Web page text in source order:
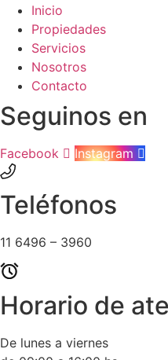
Inicio
Propiedades
Servicios
Nosotros
Contacto
Seguinos en
Facebook Instagram
Teléfonos
11 6496 – 3960
Horario de
De lunes a viernes